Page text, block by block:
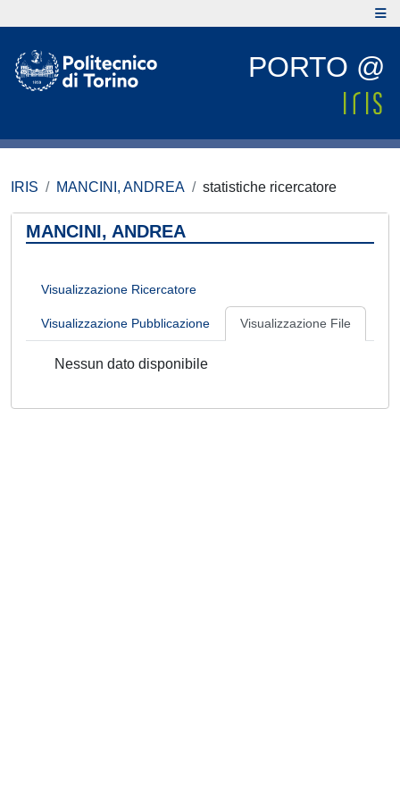
PORTO @
IRIS MANCINI, ANDREA statistiche ricercatore
MANCINI, ANDREA
Visualizzazione Ricercatore
Visualizzazione Pubblicazione Visualizzazione File
Nessun dato disponibile